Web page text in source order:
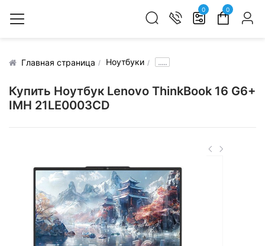
0 0
Главная страница Ноутбуки .....
Купить Ноутбук Lenovo ThinkBook 16 G6+
IMH 21LE0003CD